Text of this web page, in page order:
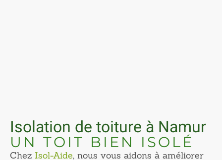
Isolation de toiture à Namur
UN TOIT BIEN ISOLÉ
Chez Isol-Aide, nous vous aidons à améliorer